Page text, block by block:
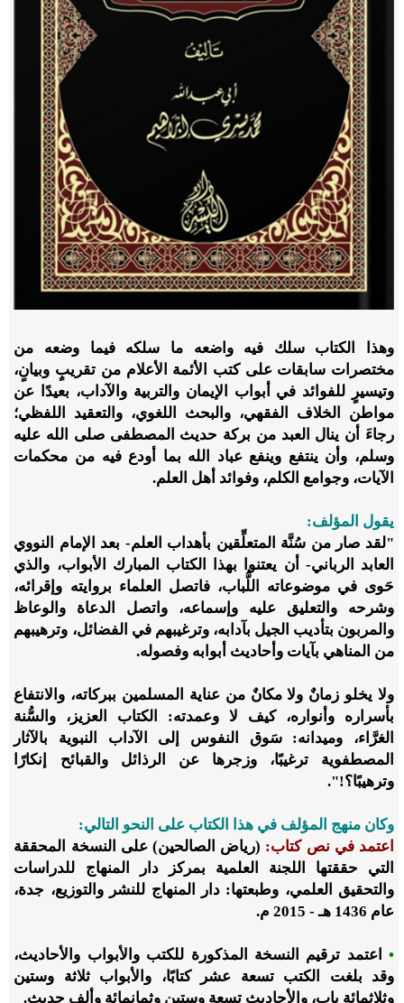
وهذا الكتاب سلك فيه واضعه ما سلكه فيما وضعه من
مختصرات سابقات على كتب الأئمة الأعلام من تقريبٍ وبيانٍ،
وتيسيرٍ للفوائد في أبواب الإيمان والتربية والآداب، بعيدًا عن
مواطن الخلاف الفقهي، والبحث اللغوي، والتعقيد اللفظي؛
رجاءَ أن ينال العبد من بركة حديث المصطفى صلى الله عليه
وسلم، وأن ينتفع وينفع عباد الله بما أودع فيه من محكمات
الآيات، وجوامع الكلم، وفوائد أهل العلم.
يقول المؤلف:
"لقد صار من سُنَّة المتعلِّقين بأهداب العلم- بعد الإمام النووي
العابد الرباني- أن يعتنوا بهذا الكتاب المبارك الأبواب، والذي
حَوى في موضوعاته اللُّباب، فاتصل العلماء بروايته وإقرائه،
وشرحه والتعليق عليه وإسماعه، واتصل الدعاة والوعاظ
والمربون بتأديب الجيل بآدابه، وترغيبهم في الفضائل، وترهيبهم
من المناهي بآيات وأحاديث أبوابه وفصوله.
ولا يخلو زمانٌ ولا مكانٌ من عناية المسلمين ببركاته، والانتفاع
بأسراره وأنواره، كيف لا وعمدته: الكتاب العزيز، والسُّنة
الغرَّاء، وميدانه: سَوق النفوس إلى الآداب النبوية بالآثار
المصطفوية ترغيبًا، وزجرها عن الرذائل والقبائح إنكارًا
وترهيبًا؟!".
وكان منهج المؤلف في هذا الكتاب على النحو التالي:
اعتمد في نص كتاب: (رياض الصالحين) على النسخة المحققة
التي حققتها اللجنة العلمية بمركز دار المنهاج للدراسات
والتحقيق العلمي، وطبعتها: دار المنهاج للنشر والتوزيع، جدة،
عام 1436 هـ - 2015 م.
• اعتمد ترقيم النسخة المذكورة للكتب والأبواب والأحاديث،
وقد بلغت الكتب تسعة عشر كتابًا، والأبواب ثلاثة وستين
وثلاثمائة باب، والأحاديث تسعة وستين وثمانمائة وألف حديث.